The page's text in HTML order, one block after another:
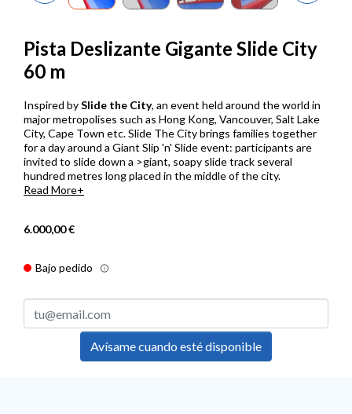
Pista Deslizante Gigante Slide City
60 m
Inspired bySlide the City, an event held around the world in
major metropolises such as Hong Kong, Vancouver, Salt Lake
City, Cape Town etc. Slide The City brings families together
for a day around a Giant Slip 'n' Slide event: participants are
invited to slide down a >giant, soapy slide track several
hundred metres long placed in the middle of the city.
Read More
6.000,00 €
Bajo pedido
Avísame cuando esté disponible